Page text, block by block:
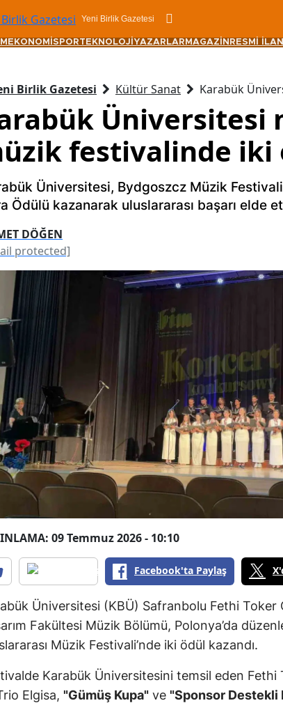
Yeni Birlik Gazetesi
EKONOMİ SPORTEKNOLOJİ YAZARLAR MAGAZİN RESMİ
Birlik Gazetesi Kültür Sanat Karabük
Üniversitesi
festivalinde iki
Üniversitesi, Bydgoszcz Müzik
Ödülü kazanarak uluslararası başarı elde
DÖĞEN
protected]
09 Temmuz 2026 - 10:10
Facebook'ta Paylaş
Üniversitesi (KBÜ) Safranbolu Fethi Toker
Fakültesi Müzik Bölümü, Polonya’da
Müzik Festivali’nde iki ödül kazandı.
Karabük Üniversitesini temsil eden Fethi
Elgisa, "Gümüş Kupa" ve "Sponsor Destekli